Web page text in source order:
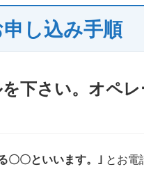
し込み手順
下さい。オペレ
〇〇といいます。｣ とお電